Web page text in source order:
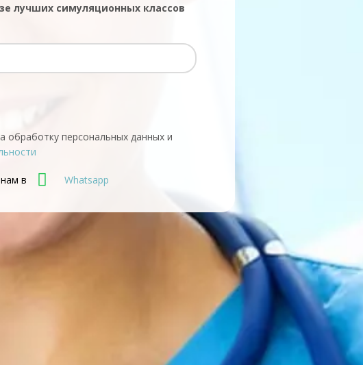
лучших симуляционных классов
обработку персональных данных и
в Whatsapp